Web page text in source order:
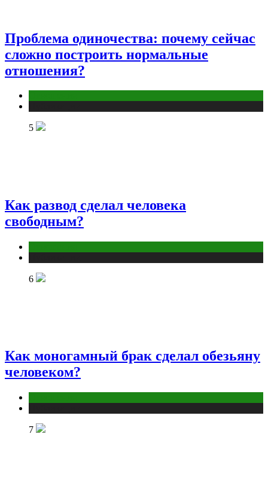
Проблема одиночества: почему сейчас
сложно построить нормальные
отношения?
5
Как развод сделал человека
свободным?
6
Как моногамный брак сделал обезьяну
человеком?
7